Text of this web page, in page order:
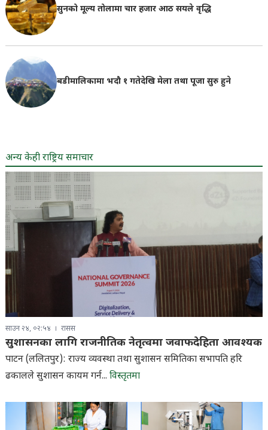
सुनको मूल्य तोलामा चार हजार आठ सयले वृद्धि
बडीमालिकामा भदौ १ गतेदेखि मेला तथा पूजा सुरु हुने
अन्य केही राष्ट्रिय समाचार
साउन २४, ०२:५४ रासस
सुशासनका लागि राजनीतिक नेतृत्वमा जवाफदेहिता आवश्यक
पाटन (ललितपुर): राज्य व्यवस्था तथा सुशासन समितिका सभापति हरि
ढकालले सुशासन कायम गर्न... विस्तृतमा